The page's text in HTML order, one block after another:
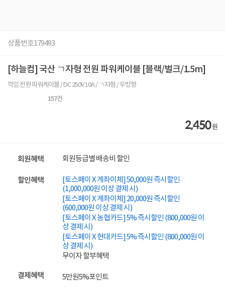
상품번호179493
[하늘컴] 국산 ㄱ자형 전원 파워케이블 [블랙/벌크/1.5m]
꺽임 전원 파워케이블 / DC 250V 10A / ㄱ자형 / 우방향
157건
2,450원
회원혜택 회원등급별 배송비 할인
할인혜택
[토스페이 X 계좌이체] 50,000원 즉시할인
(1,000,000원 이상 결제 시)
[토스페이 X 계좌이체] 20,000원 즉시할인
(600,000원 이상 결제 시)
[토스페이 X 농협카드] 5% 즉시할인 (800,000원 이
상 결제 시)
[토스페이 X 현대카드] 5% 즉시할인 (800,000원 이
상 결제 시)
무이자 할부혜택
결제혜택 5만원5%포인트